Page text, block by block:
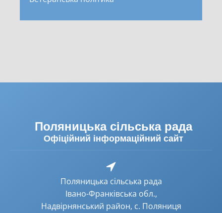
Поляницька сільська рада
Офіційний інформаційний сайт
Поляницька сільська рада
Івано-Франківська обл.,
Надвірнянський район, с. Поляниця